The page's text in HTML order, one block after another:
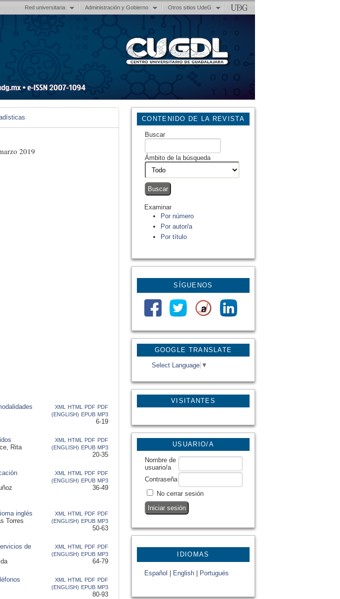
Red universitaria Administración y Gobierno Otros sitios UdeG
GOOGLE TRANSLATE
Select Language ▼
VISITANTES
CONTENIDO DE LA REVISTA
Buscar
Ámbito de la búsqueda
Examinar
Por número
Por autor/a
Por título
SÍGUENOS
USUARIO/A
Nombre de
usuario/a
Contraseña
No cerrar sesión
IDIOMAS
Español English Portugués
2019
XML HTML PDF PDF
(ENGLISH) EPUB MP3
6-19
Rita
XML HTML PDF PDF
(ENGLISH) EPUB MP3
20-35
XML HTML PDF PDF
(ENGLISH) EPUB MP3
36-49
inglés
Torres
XML HTML PDF PDF
(ENGLISH) EPUB MP3
50-63
de
XML HTML PDF PDF
(ENGLISH) EPUB MP3
64-79
XML HTML PDF PDF
(ENGLISH) EPUB MP3
80-93